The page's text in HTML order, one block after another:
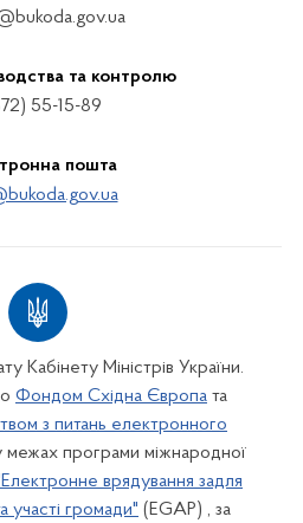
та контролю
55-15-89
пошта
Кабінету Міністрів України.
Фондом Східна Європа та
з питань електронного
межах програми міжнародної
врядування задля
участі громади" (EGAP) , за